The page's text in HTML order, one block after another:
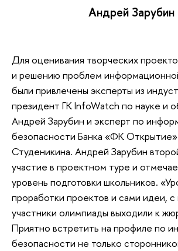
Андрей Зарубин
Для оценивания творческих
и решению проблем
были привлечены эксперты из
президент ГК InfoWatch по науке и
Андрей Зарубин и эксперт по
безопасности Банка «ФК
Студеникина. Андрей Зарубин
участие в проектном туре и
уровень подготовки школьников.
проработки проектов и сами идеи,
участники олимпиады выходили к
Приятно встретить на профиле по
безопасности не только